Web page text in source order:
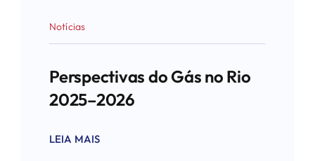
Notícias
Perspectivas do Gás no Rio
2025–2026
LEIA MAIS